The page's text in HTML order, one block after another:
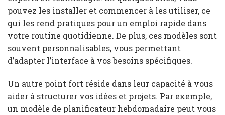
pouvez les installer et commencer à les utiliser, ce
qui les rend pratiques pour un emploi rapide dans
votre routine quotidienne. De plus, ces modèles sont
souvent personnalisables, vous permettant
d’adapter l’interface à vos besoins spécifiques.
Un autre point fort réside dans leur capacité à vous
aider à structurer vos idées et projets. Par exemple,
un modèle de planificateur hebdomadaire peut vous